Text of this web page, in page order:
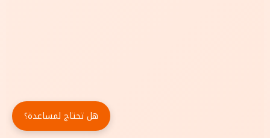
هل تحتاج لمساعدة؟